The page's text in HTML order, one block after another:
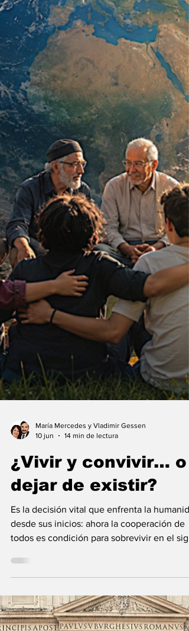
María Mercedes y Vladimir Gessen
10 jun
14 min de lectura
¿Vivir y convivir… o
Es la decisión vital que enfrenta la
desde sus inicios: ahora la cooperación de
todos es condición para sobrevivir en el